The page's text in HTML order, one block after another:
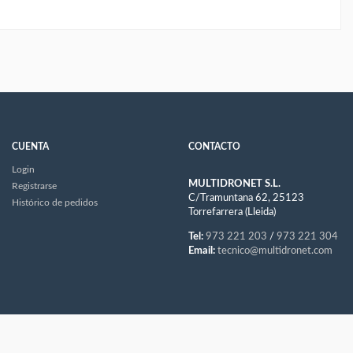
CUENTA
Login
Registrarse
Histórico de pedidos
CONTACTO
MULTIDRONET S.L.
C/Tramuntana 62, 25123
Torrefarrera (Lleida)
Tel: 973 221 203 / 973 221 304
Email: tecnico@multidronet.com